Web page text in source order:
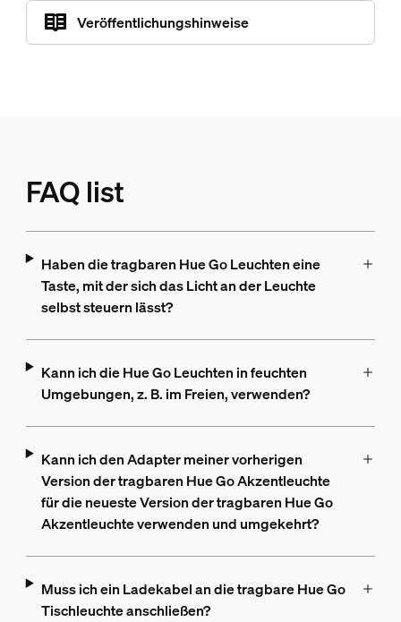
Veröffentlichungshinweise
FAQ list
Haben die tragbaren Hue Go Leuchten eine
Taste, mit der sich das Licht an der Leuchte
selbst steuern lässt?
Kann ich die Hue Go Leuchten in feuchten
Umgebungen, z. B. im Freien, verwenden?
Kann ich den Adapter meiner vorherigen
Version der tragbaren Hue Go Akzentleuchte
für die neueste Version der tragbaren Hue Go
Akzentleuchte verwenden und umgekehrt?
Muss ich ein Ladekabel an die tragbare Hue Go
Tischleuchte anschließen?